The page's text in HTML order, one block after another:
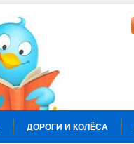
ДОРОГИ И КОЛЁСА